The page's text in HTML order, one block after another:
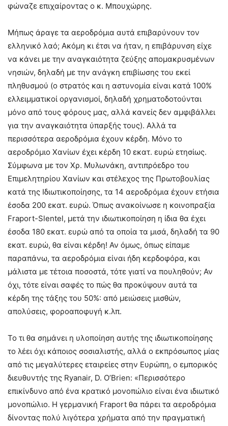
φώναζε επιχαίροντας ο κ. Μπουχώρης.
Μήπως άραγε τα αεροδρόμια αυτά επιβαρύνουν τον
ελληνικό λαό; Ακόμη κι έτσι να ήταν, η επιβάρυνση είχε
να κάνει με την αναγκαιότητα ζεύξης απομακρυσμένων
νησιών, δηλαδή με την ανάγκη επιβίωσης του εκεί
πληθυσμού (ο στρατός και η αστυνομία είναι κατά 100%
ελλειμματικοί οργανισμοί, δηλαδή χρηματοδοτούνται
μόνο από τους φόρους μας, αλλά κανείς δεν αμφιβάλλει
για την αναγκαιότητα ύπαρξής τους). Αλλά τα
περισσότερα αεροδρόμια έχουν κέρδη. Μόνο το
αεροδρόμιο Χανίων έχει κέρδη 10 εκατ. ευρώ ετησίως.
Σύμφωνα με τον Χρ. Μυλωνάκη, αντιπρόεδρο του
Επιμελητηρίου Χανίων και στέλεχος της Πρωτοβουλίας
κατά της Ιδιωτικοποίησης, τα 14 αεροδρόμια έχουν ετήσια
έσοδα 200 εκατ. ευρώ. Όπως ανακοίνωσε η κοινοπραξία
Fraport-Slentel, μετά την ιδιωτικοποίηση η ίδια θα έχει
έσοδα 180 εκατ. ευρώ από τα οποία τα μισά, δηλαδή τα 90
εκατ. ευρώ, θα είναι κέρδη! Αν όμως, όπως είπαμε
παραπάνω, τα αεροδρόμια είναι ήδη κερδοφόρα, και
μάλιστα με τέτοια ποσοστά, τότε γιατί να πουληθούν; Αν
όχι, τότε είναι σαφές το πώς θα προκύψουν αυτά τα
κέρδη της τάξης του 50%: από μειώσεις μισθών,
απολύσεις, φοροαποφυγή κ.λπ.
Το τι θα σημάνει η υλοποίηση αυτής της ιδιωτικοποίησης
το λέει όχι κάποιος σοσιαλιστής, αλλά ο εκπρόσωπος μίας
από τις μεγαλύτερες εταιρείες στην Ευρώπη, ο εμπορικός
διευθυντής της Ryanair, D. O’Brien: «Περισσότερο
επικίνδυνο από ένα κρατικό μονοπώλιο είναι ένα ιδιωτικό
μονοπώλιο. Η γερμανική Fraport θα πάρει τα αεροδρόμια
δίνοντας πολύ λιγότερα χρήματα από την πραγματική